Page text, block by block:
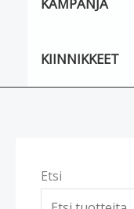
KIINNIKKEET
Etsi